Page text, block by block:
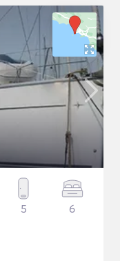
5 6